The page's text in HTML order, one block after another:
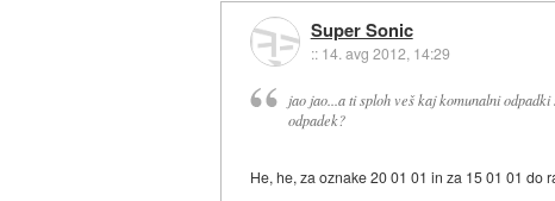
Super Sonic
:: 14. avg 2012, 14:29
jao jao...a ti sploh veš kaj komunalni
odpadek?
He, he, za oznake 20 01 01 in za 15 01 01 do